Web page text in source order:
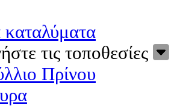
καταλύματα
τις τοποθεσίες
Πρίνου